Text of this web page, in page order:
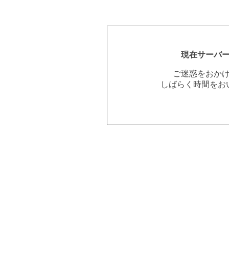
現在サーバ
ご迷惑をおか
しばらく時間を